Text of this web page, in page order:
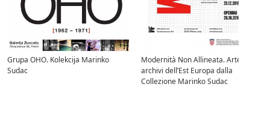
Grupa OHO. Kolekcija Marinko
Sudac
Modernità Non Allineata. Arte e
archivi dell’Est Europa dalla
Collezione Marinko Sudac